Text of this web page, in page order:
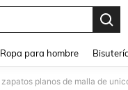
Ropa para hombre